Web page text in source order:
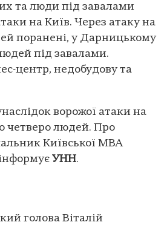
та люди під завалами
на Київ. Через атаку на
поранені, у Дарницькому
під завалами.
центр, недобудову та
ворожої атаки на
четверо людей. Про
Київської МВА
УНН.
голова Віталій